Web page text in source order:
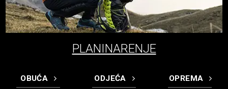
PLANINARENJE
OBUĆA ODJEĆA OPREMA